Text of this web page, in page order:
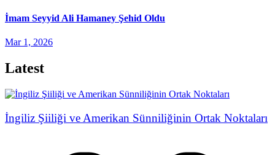
İmam Seyyid Ali Hamaney Şehid Oldu
Mar 1, 2026
Latest
İngiliz Şiiliği ve Amerikan Sünniliğinin Ortak Noktaları